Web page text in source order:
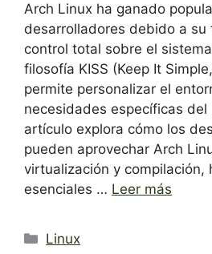
Arch Linux ha ganado
desarrolladores debido a
control total sobre el
filosofía KISS (Keep It
permite personalizar el
necesidades específicas del
artículo explora cómo los
pueden aprovechar Arch
virtualización y compilación,
esenciales … Leer más
Categorías
Linux